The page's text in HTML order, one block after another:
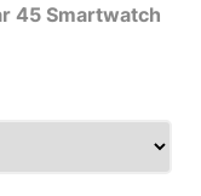
45 Smartwatch